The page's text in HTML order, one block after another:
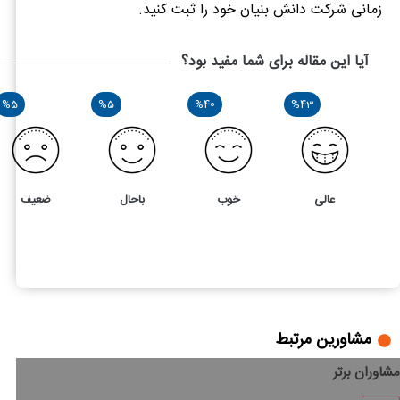
زمانی شرکت دانش بنیان خود را ثبت کنید.
آیا این مقاله برای شما مفید بود؟
%43
عالی
%40
خوب
%5
باحال
%5
ضعیف
مشاورین مرتبط
مشاوران برتر